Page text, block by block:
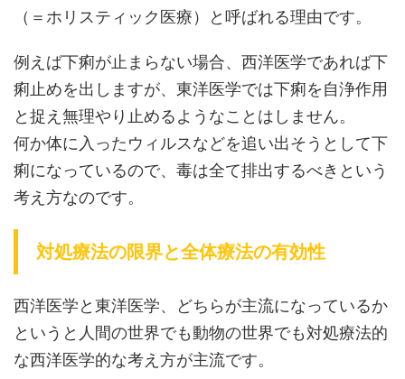
（＝ホリスティック医療）と呼ばれる理由です。
例えば下痢が止まらない場合、西洋医学であれば下
痢止めを出しますが、東洋医学では下痢を自浄作用
と捉え無理やり止めるようなことはしません。
何か体に入ったウィルスなどを追い出そうとして下
痢になっているので、毒は全て排出するべきという
考え方なのです。
対処療法の限界と全体療法の有効性
西洋医学と東洋医学、どちらが主流になっているか
というと人間の世界でも動物の世界でも対処療法的
な西洋医学的な考え方が主流です。